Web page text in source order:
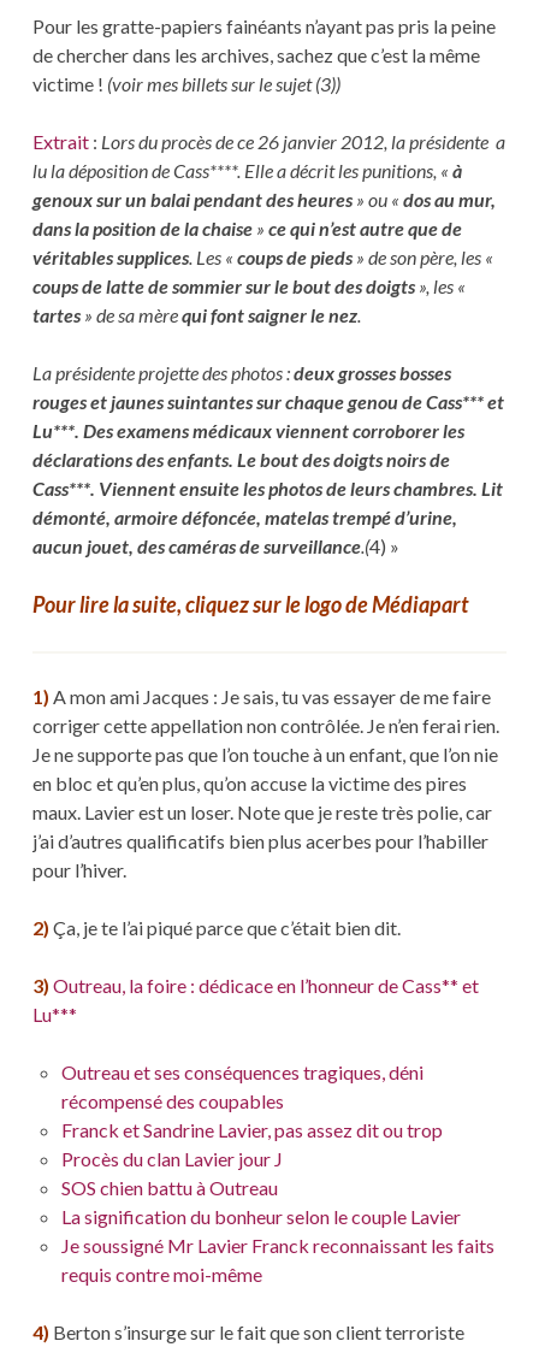
Pour les gratte-papiers fainéants n’ayant pas pris la peine
de chercher dans les archives, sachez que c’est la même
victime ! (voir mes billets sur le sujet (3))
Extrait : Lors du procès de ce 26 janvier 2012, la présidente a
lu la déposition de Cass****. Elle a décrit les punitions, « à
genoux sur un balai pendant des heures » ou « dos au mur,
dans la position de la chaise » ce qui n’est autre que de
véritables supplices. Les « coups de pieds » de son père, les «
coups de latte de sommier sur le bout des doigts », les «
tartes » de sa mèrequi font saigner le nez.
La présidente projette des photos :deux grosses bosses
rouges et jaunes suintantes sur chaque genou de Cass*** et
Lu***. Des examens médicaux viennent corroborer les
déclarations des enfants. Le bout des doigts noirs de
Cass***. Viennent ensuite les photos de leurs chambres. Lit
démonté, armoire défoncée, matelas trempé d’urine,
aucun jouet, des caméras de surveillance.(4) »
Pour lire la suite, cliquez sur le logo de Médiapart
1) A mon ami Jacques : Je sais, tu vas essayer de me faire
corriger cette appellation non contrôlée. Je n’en ferai rien.
Je ne supporte pas que l’on touche à un enfant, que l’on nie
en bloc et qu’en plus, qu’on accuse la victime des pires
maux. Lavier est un loser. Note que je reste très polie, car
j’ai d’autres qualificatifs bien plus acerbes pour l’habiller
pour l’hiver.
2) Ça, je te l’ai piqué parce que c’était bien dit.
3) Outreau, la foire : dédicace en l’honneur de Cass** et
Lu***
Outreau et ses conséquences tragiques, déni
récompensé des coupables
Franck et Sandrine Lavier, pas assez dit ou trop
Procès du clan Lavier jour J
SOS chien battu à Outreau
La signification du bonheur selon le couple Lavier
Je soussigné Mr Lavier Franck reconnaissant les faits
requis contre moi-même
4) Berton s’insurge sur le fait que son client terroriste